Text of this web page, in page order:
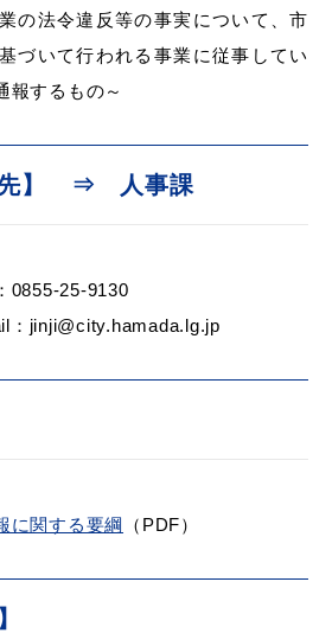
の法令違反等の事実について、市
づいて行われる事業に従事してい
報するもの～
先】 ⇒ 人事課
25-9130
に関する要綱 （PDF）